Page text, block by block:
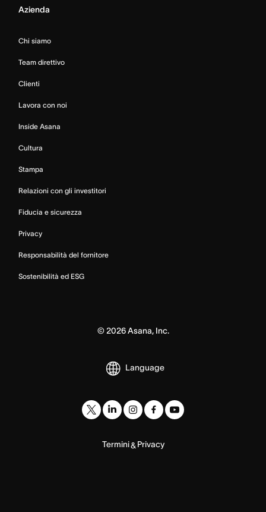
Azienda
Chi siamo
Team direttivo
Clienti
Lavora con noi
Inside Asana
Cultura
Stampa
Relazioni con gli investitori
Fiducia e sicurezza
Privacy
Responsabilità del fornitore
Sostenibilità ed ESG
© 2026Asana, Inc.
Language
Termini& Privacy